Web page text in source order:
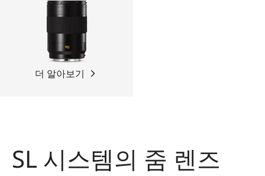
더 알아보기
SL 시스템의 줌 렌즈